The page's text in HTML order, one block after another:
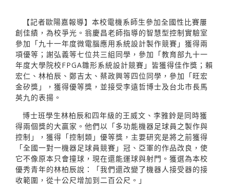
【記者歐陽嘉報導】本校電機系師生參加全國性比賽屢
創佳績，為校爭光。翁慶昌老師指導的智慧型控制實驗室
參加「九十一年度微電腦應用系統設計製作競賽」獲得兩
項優等；謝弘義等七位共三組同學，參加「教育部九十一
年度大學院校FPGA雛形系統設計競賽」皆獲得佳作獎；賴
宏仁、林柏辰、鄭吉太、蔡政興等四位同學，參加「旺宏
金矽獎」，獲得優等獎，並接受李遠哲博士及台北市長馬
英九的表揚。
博士班學生林柏辰和四年級的王威文、李雅鈴是同時獲
得兩個獎的大贏家。他們以「多功能機器足球員之製作與
控制」，獲得「控制類」優等獎，主要研究是將之前獲得
「全國一對一機器足球員競賽」冠、亞軍的作品改良，使
它不像原本只會撞球，現在還能運球與射門。獲選為本校
優秀青年的林柏辰說：「我們還改變了機器人接受器的接
收範圍，從十公尺增加到二百公尺。」